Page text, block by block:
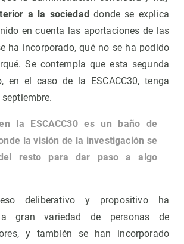
a la sociedad donde se explica
en cuenta las aportaciones de las
ha incorporado, qué no se ha podido
Se contempla que esta segunda
en el caso de la ESCACC30, tenga
la ESCACC30 es un baño de
la visión de la investigación se
resto para dar paso a algo
deliberativo y propositivo ha
gran variedad de personas de
y también se han incorporado